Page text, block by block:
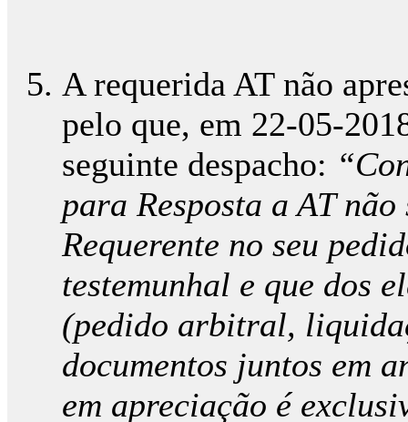
A requerida AT não
pelo que, em 22-05-
seguinte despacho:
para Resposta a AT
Requerente no seu
testemunhal e que dos
(pedido arbitral,
documentos juntos em
em apreciação é